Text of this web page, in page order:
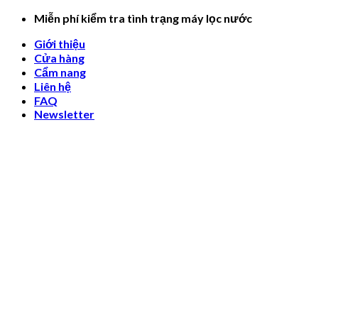
Skip
content
Miễn phí kiểm tra tình trạng máy lọc nước
Giới thiệu
Cửa hàng
Cẩm nang
Liên hệ
FAQ
Newsletter